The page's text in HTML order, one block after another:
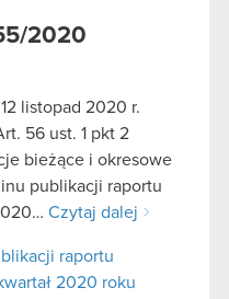
2020
listopad 2020 r.
56 ust. 1 pkt 2
bieżące i okresowe
publikacji raportu
Czytaj dalej
raportu
2020 roku